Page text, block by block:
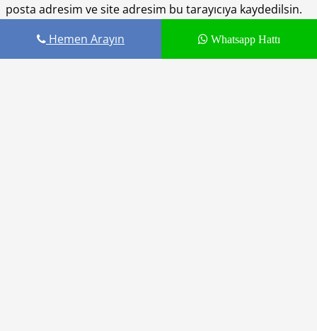
posta adresim ve site adresim bu tarayıcıya kaydedilsin.
Hemen Arayın Whatsapp Hattı